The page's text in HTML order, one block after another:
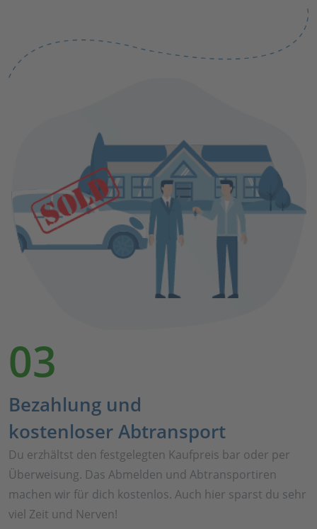
03
Bezahlung und
kostenloser Abtransport
Du erzhältst den festgelegten Kaufpreis bar oder per
Überweisung. Das Abmelden und Abtransportiren
machen wir für dich kostenlos. Auch hier sparst du sehr
viel Zeit und Nerven!